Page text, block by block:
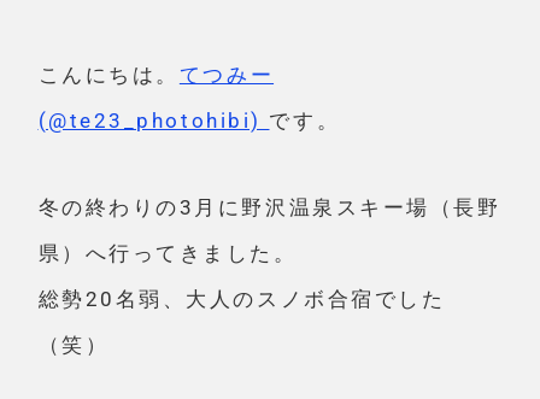
こんにちは。 てつみー
(@te23_photohibi) です。
冬の終わりの3月に野沢温泉スキー場（長野
県）へ行ってきました。
総勢20名弱、大人のスノボ合宿でした
（笑）